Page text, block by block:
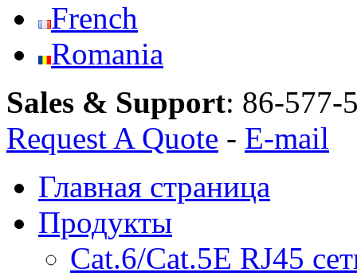
French
Romania
Sales & Support: 86-577-
Request A Quote - E-mail
Главная страница
Продукты
Cat.6/Cat.5E RJ45